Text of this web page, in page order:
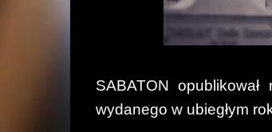
SABATON
wydanego w ubiegłym